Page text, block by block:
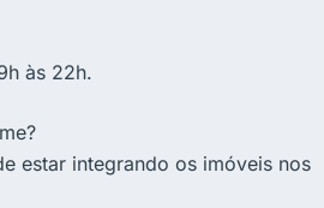
às 22h.
estar integrando os imóveis nos